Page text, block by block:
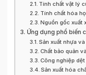
Tính chất vật lý
Tính chất hóa
Nguồn gốc xuất
Ứng dụng phổ biến
Sản xuất nhựa
Chất bảo quản
Công nghiệp
Sản xuất hóa